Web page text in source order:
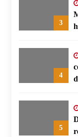
3
4
5